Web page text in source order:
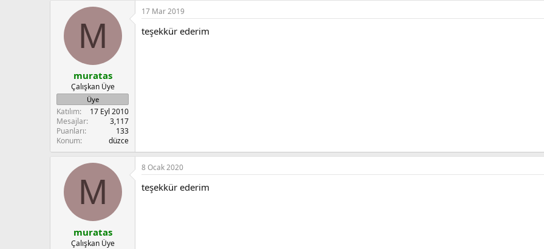
M
muratas
Çalışkan Üye
Üye
Katılım
17 Eyl 2010
Mesajlar
3,117
Puanları
133
Konum
düzce
17 Mar 2019
teşekkür ederim
M
muratas
Çalışkan Üye
8 Ocak 2020
teşekkür ederim